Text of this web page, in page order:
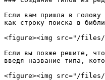
Если вам пришла в
как строку поиска в
<figure><img src="/files/
Если вы позже решите,
введя название типа,
<figure><img src="/files/